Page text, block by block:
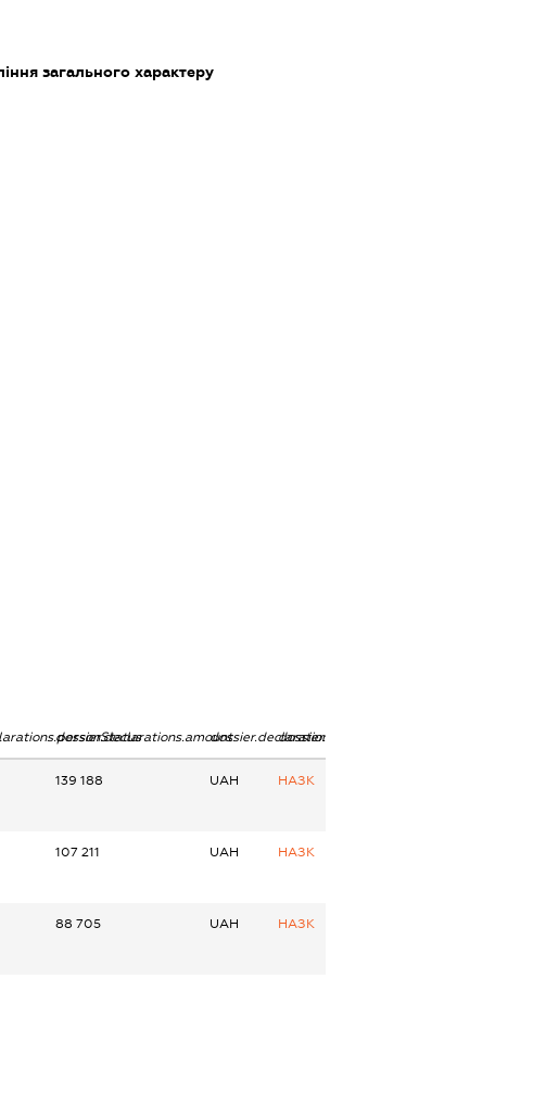
загального характеру
dossier.declarations.amountdossier.declarations.currency
dossier.declarations.source
139 188 UAH НАЗК
107 211 UAH НАЗК
88 705 UAH НАЗК